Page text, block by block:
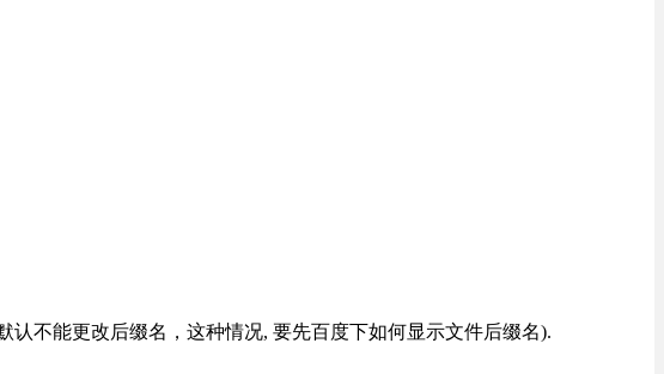
不能更改后缀名，这种情况, 要先百度下如何显示文件后缀名).